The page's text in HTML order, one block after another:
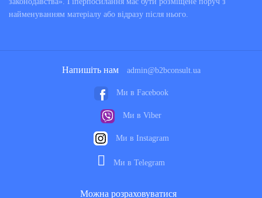
найменуванням матеріалу або відразу після нього.
Напишіть нам admin@b2bconsult.ua
Ми в Facebook
Ми в Viber
Ми в Instagram
Ми в Telegram
Можна розраховуватися